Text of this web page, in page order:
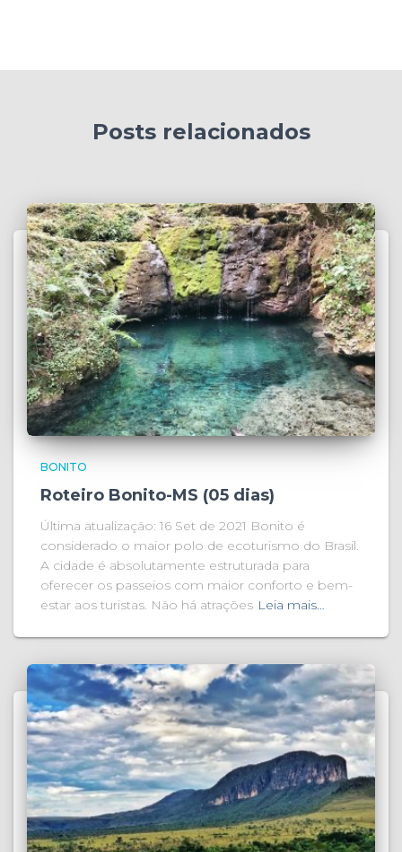
Posts relacionados
BONITO
Roteiro Bonito-MS (05 dias)
Última atualização: 16 Set de 2021 Bonito é
considerado o maior polo de ecoturismo do Brasil.
A cidade é absolutamente estruturada para
oferecer os passeios com maior conforto e bem-
estar aos turistas. Não há atrações Leia mais…